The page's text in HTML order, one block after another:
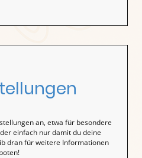
an, etwa für besondere
einfach nur damit du deine
dran für weitere Informationen